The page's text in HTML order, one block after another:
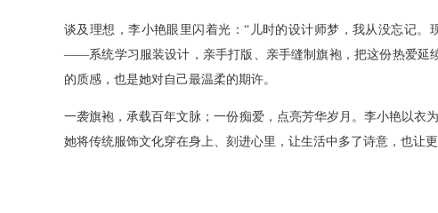
谈及理想，李小艳眼里闪着光：“儿时的设计师梦，我从没忘记
——系统学习服装设计，亲手打版、亲手缝制旗袍，把这份热爱延
的质感，也是她对自己最温柔的期许。
一袭旗袍，承载百年文脉；一份痴爱，点亮芳华岁月。李小艳以衣
她将传统服饰文化穿在身上、刻进心里，让生活中多了诗意，也让